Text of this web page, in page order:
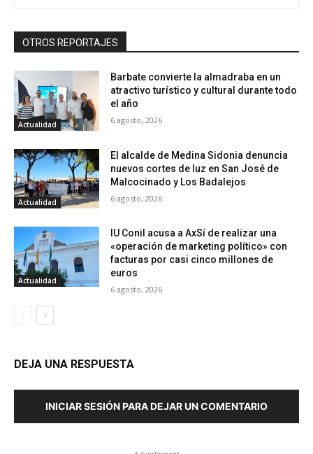
OTROS REPORTAJES
Actualidad
Barbate convierte la almadraba en un
atractivo turístico y cultural durante todo
el año
6 agosto, 2026
Actualidad
El alcalde de Medina Sidonia denuncia
nuevos cortes de luz en San José de
Malcocinado y Los Badalejos
6 agosto, 2026
Actualidad
IU Conil acusa a AxSí de realizar una
«operación de marketing político» con
facturas por casi cinco millones de
euros
6 agosto, 2026
DEJA UNA RESPUESTA
INICIAR SESIÓN PARA DEJAR UN COMENTARIO